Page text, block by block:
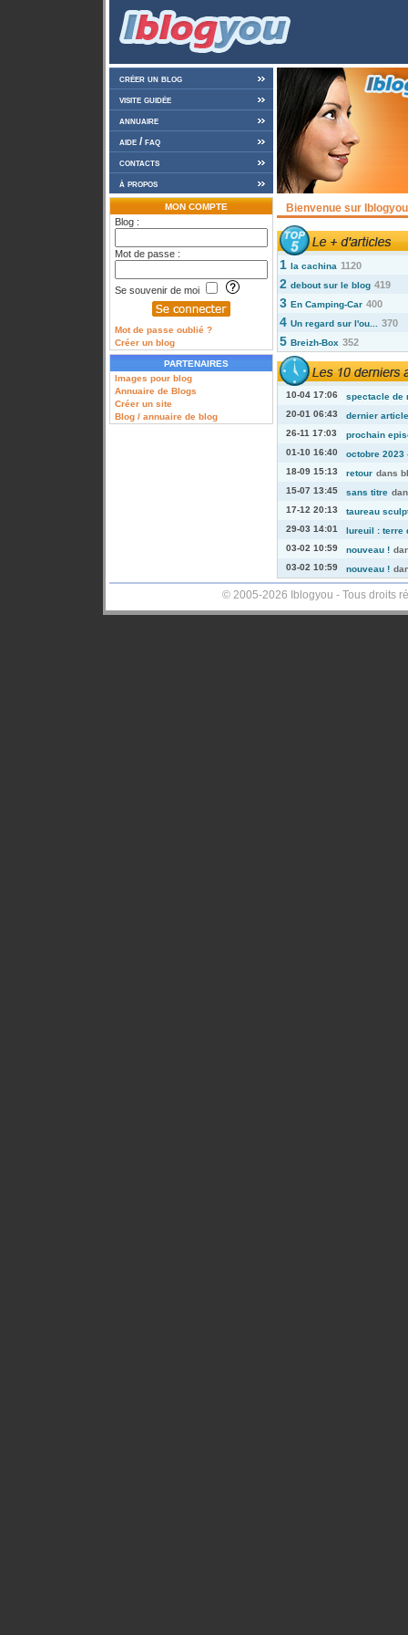
créer un blog
visite guidée
annuaire
aide / faq
contacts
à propos
MON COMPTE
Blog :
Mot de passe :
Se souvenir de moi
Mot de passe oublié ?
Créer un blog
PARTENAIRES
Images pour blog
Annuaire de Blogs
Créer un site
Blog / annuaire de blog
Bienvenue sur
1 la cachina 1120
2 debout sur le blog 419
3 En Camping-Car 400
4 Un regard sur l'ou... 370
5 Breizh-Box 352
10-04 17:06
spectacle de
20-01 06:43
dernier
26-11 17:03
prochain
01-10 16:40
octobre 2023
18-09 15:13
retour dans
15-07 13:45
sans titre
17-12 20:13
taureau
29-03 14:01
lureuil : terre
03-02 10:59
nouveau !
03-02 10:59
nouveau !
© 2005-2026 Iblogyou - Tous droits